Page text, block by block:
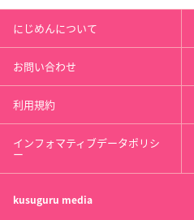
にじめんについて
お問い合わせ
利用規約
インフォマティブデータポリシ
ー
kusuguru media